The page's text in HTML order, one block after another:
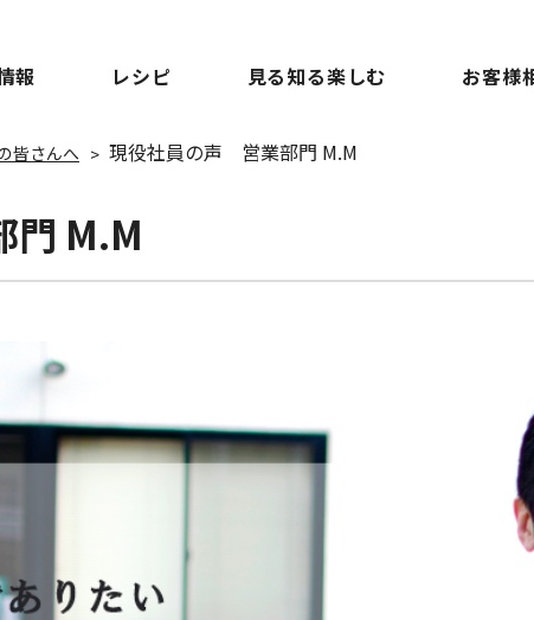
報 レシピ 見る知る楽しむ お客様
皆さんへ 現役社員の声 営業部門 M.M
M.M